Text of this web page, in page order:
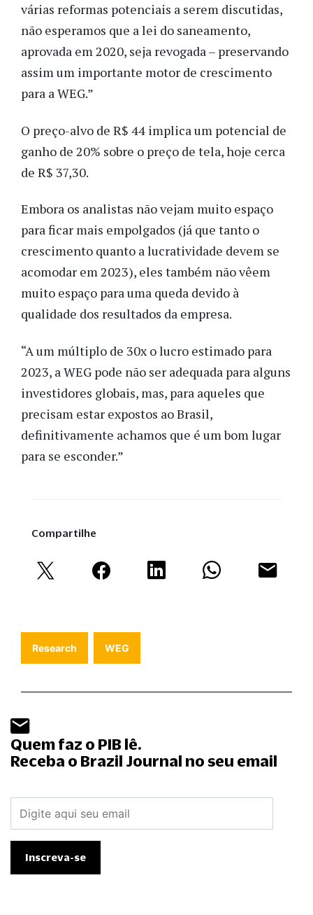
várias reformas potenciais a serem discutidas,
não esperamos que a lei do saneamento,
aprovada em 2020, seja revogada – preservando
assim um importante motor de crescimento
para a WEG.”
O preço-alvo de R$ 44 implica um potencial de
ganho de 20% sobre o preço de tela, hoje cerca
de R$ 37,30.
Embora os analistas não vejam muito espaço
para ficar mais empolgados (já que tanto o
crescimento quanto a lucratividade devem se
acomodar em 2023), eles também não vêem
muito espaço para uma queda devido à
qualidade dos resultados da empresa.
“A um múltiplo de 30x o lucro estimado para
2023, a WEG pode não ser adequada para alguns
investidores globais, mas, para aqueles que
precisam estar expostos ao Brasil,
definitivamente achamos que é um bom lugar
para se esconder.”
Compartilhe
Research WEG
Quem faz o PIB lê.
Receba o Brazil Journal no seu email